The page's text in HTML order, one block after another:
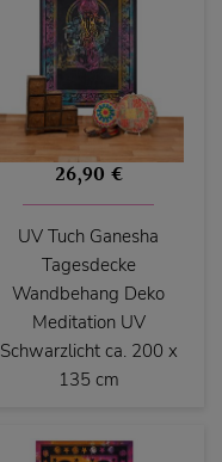
26,90 €
UV Tuch Ganesha
Tagesdecke
Wandbehang Deko
Meditation UV
Schwarzlicht ca. 200 x
135 cm